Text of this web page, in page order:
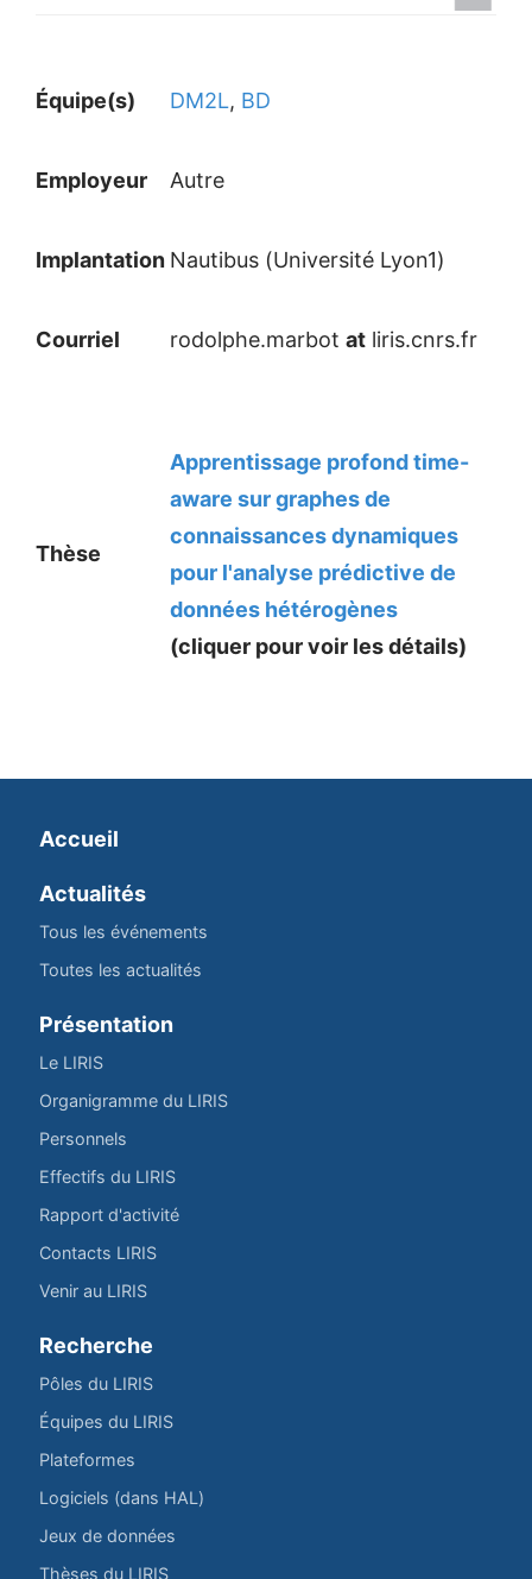
Équipe(s) DM2L, BD
Employeur Autre
Implantation Nautibus (Université Lyon1)
Courriel rodolphe.marbot at liris.cnrs.fr
Thèse
Apprentissage profond time-
aware sur graphes de
connaissances dynamiques
pour l'analyse prédictive de
données hétérogènes
(cliquer pour voir les détails)
Accueil
Actualités
Tous les événements
Toutes les actualités
Présentation
Le LIRIS
Organigramme du LIRIS
Personnels
Effectifs du LIRIS
Rapport d'activité
Contacts LIRIS
Venir au LIRIS
Recherche
Pôles du LIRIS
Équipes du LIRIS
Plateformes
Logiciels (dans HAL)
Jeux de données
Thèses du LIRIS